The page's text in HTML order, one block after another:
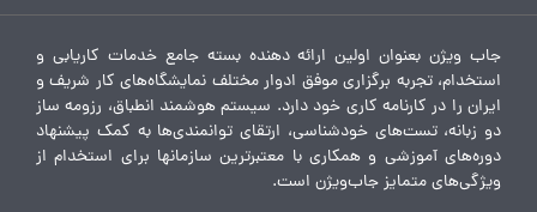
جاب ویژن بعنوان اولین ارائه دهنده بسته جامع خدمات کاریابی و
استخدام، تجربه برگزاری موفق ادوار مختلف نمایشگاه‌های کار شریف و
ایران را در کارنامه کاری خود دارد. سیستم هوشمند انطباق، رزومه ساز
دو زبانه، تست‌های خودشناسی، ارتقای توانمندی‌ها به کمک پیشنهاد
دوره‌های آموزشی و همکاری با معتبرترین سازمانها برای استخدام از
ویژگی‌های متمایز جاب‌ویژن است.